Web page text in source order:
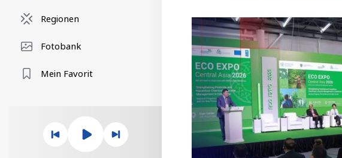
Regionen
Fotobank
Mein Favorit